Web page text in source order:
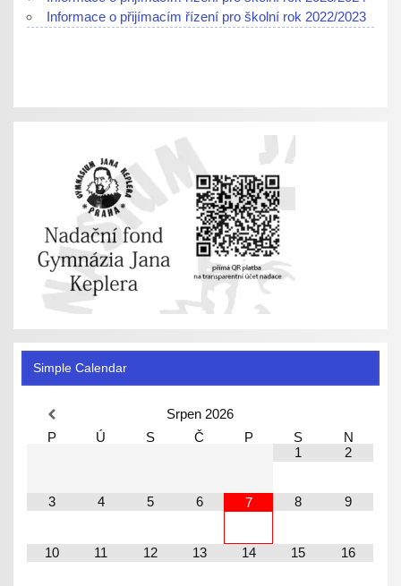
Informace o přijímacím řízení pro školní rok 2022/2023
Simple Calendar
Srpen 2026
P
Ú S Č P S
N
1
2
3 4 5 6 7 8 9
10 11 12 13 14 15 16